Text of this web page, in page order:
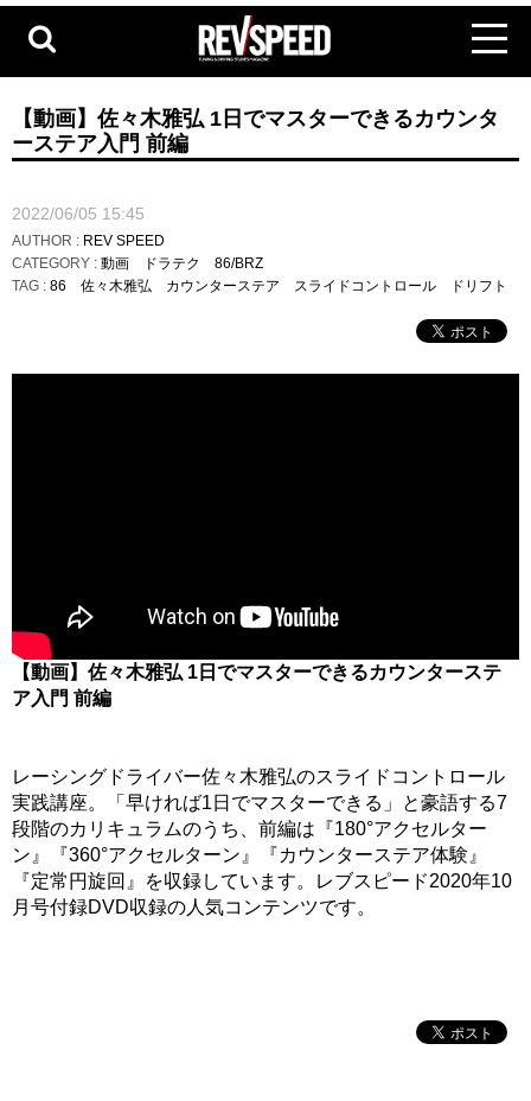
【動画】佐々木雅弘 1日でマスターできるカウンタ
ーステア入門 前編
2022/06/05 15:45
AUTHOR : REV SPEED
CATEGORY : 動画 ドラテク
86/BRZ
TAG : 86 佐々木雅弘 カウンターステア スライドコントロール ドリフト
【動画】佐々木雅弘 1日でマスターできるカウンターステ
ア入門 前編
レーシングドライバー佐々木雅弘のスライドコントロール
実践講座。「早ければ1日でマスターできる」と豪語する7
段階のカリキュラムのうち、前編は『180°アクセルター
ン』『360°アクセルターン』『カウンターステア体験』
『定常円旋回』を収録しています。レブスピード2020年10
月号付録DVD収録の人気コンテンツです。